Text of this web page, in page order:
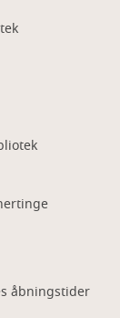
åbningstider